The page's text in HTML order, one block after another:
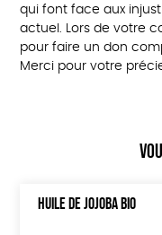
qui font face aux
actuel. Lors de votre
pour faire un don
Merci pour votre
HUILE DE JOJOBA BIO